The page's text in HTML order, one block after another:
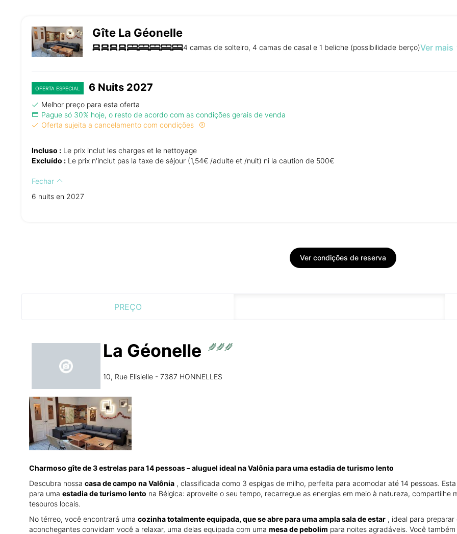
Gîte La Géonelle
4 camas de solteiro, 4 camas de casal e 1 beliche (possibilidade berço)Ver mais
OFERTA ESPECIAL 6 Nuits 2027
Melhor preço para esta oferta
Pague só 30% hoje, o resto de acordo com as condições gerais de venda
Oferta sujeita a cancelamento com condições
Incluso : Le prix inclut les charges et le nettoyage
Excluído : Le prix n'inclut pas la taxe de séjour (1,54€ /adulte et /nuit) ni la caution de 500€
Fechar
6 nuits en 2027
Ver condições de reserva
PREÇO
La Géonelle
10, Rue Elisielle - 7387 HONNELLES
Charmoso gîte de 3 estrelas para 14 pessoas – aluguel ideal na Valônia para uma estadia de turismo lento
Descubra nossa casa de campo na Valônia , classificada como 3 espigas de milho, perfeita para acomodar até 14 pessoas. Esta
para uma estadia de turismo lento na Bélgica: aproveite o seu tempo, recarregue as energias em meio à natureza,
tesouros locais.
No térreo, você encontrará uma cozinha totalmente equipada, que se abre para uma ampla sala de estar , ideal para
aconchegantes convidam você a relaxar, uma delas equipada com uma mesa de pebolim para noites agradáveis. Você